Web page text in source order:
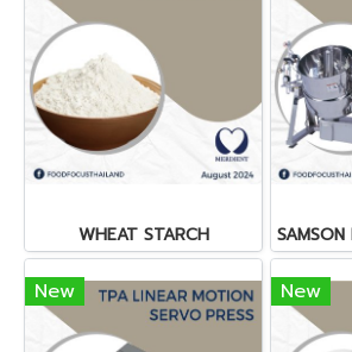
WHEAT STARCH
New New